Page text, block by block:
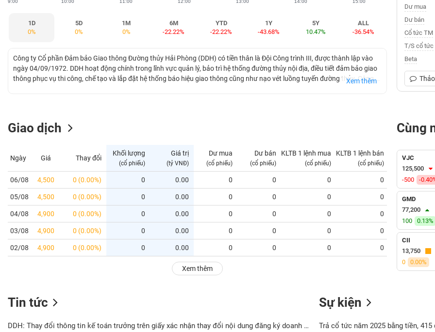
9:00 10:00 11:00 12:00 13:00 14:00 15:00
1D
0%
5D
0%
1M
0%
6M
-22.22%
YTD
-22.22%
1Y
-43.68%
5Y
10.47%
ALL
-36.54%
Công ty Cổ phần Đảm bảo Giao thông Đường thủy Hải Phòng (DDH) có tiền thân là Đội Công trình III, được thành lập vào
ngày 04/09/1972. DDH hoạt động chính trong lĩnh vực quản lý, bảo trì hệ thống đường thủy nội địa, điều tiết đảm bảo giao
thông phục vụ thi công, chế tạo và lắp đặt hệ thống báo hiệu giao thông cũng như nạo vét luồng tuyến đường thủy. Công ty
Xem thêm
Dư mua
Dư bán
Cổ tức TM
T/S cổ tức
Beta
Giao dịch
Ngày Giá Thay đổi
Khối lượng
(cổ phiếu)
Giá trị
(tỷ VNĐ)
Dư mua
(cổ phiếu)
Dư bán
(cổ phiếu)
KLTB 1 lệnh mua
(cổ phiếu)
KLTB 1 lệnh bán
(cổ phiếu)
06/08 4,500 0 (0.00%) 0 0.00 0 0 0 0 0.00
05/08 4,500 0 (0.00%) 0 0.00 0 0 0 0 0.00
04/08 4,900 0 (0.00%) 0 0.00 0 0 0 0 0.00
03/08 4,900 0 (0.00%) 0 0.00 0 0 0 0 0.00
02/08 4,900 0 (0.00%) 0 0.00 0 0 0 0 0.00
Xem thêm
Cùng
VJC
125,500
-500
-
GMD
77,200
100
0.13%
CII
13,750
0
0.00%
Tin tức
DDH: Thay đổi thông tin kế toán trưởng trên giấy xác nhận thay đổi nội dung đăng ký doanh nghiệp
Sự kiện
Trả cổ tức năm 2025 bằng tiền, 415
GIỚI
CÁ
NHÂN
PHÂN
TÍCH
VIETSTOCKFINANCE